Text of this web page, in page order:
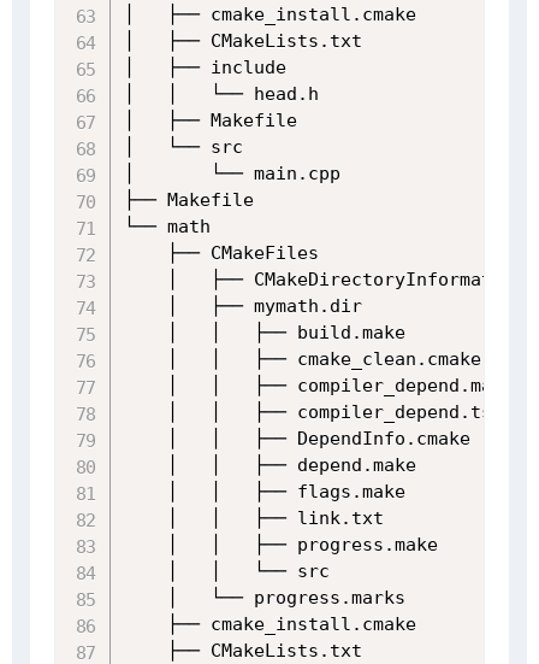
│   ├── cmake_install.cmake
│   ├── CMakeLists.txt
│   ├── include
│   │   └── head.h
│   ├── Makefile
│   └── src
│       └── main.cpp
├── Makefile
└── math
    ├── CMakeFiles
│   ├──
    │   ├── mymath.dir
    │   │   ├── build.make
    │   │   ├── cmake_clean.cmake
    │   │   ├── compiler_depend.make
    │   │   ├── compiler_depend.ts
    │   │   ├── DependInfo.cmake
    │   │   ├── depend.make
    │   │   ├── flags.make
    │   │   ├── link.txt
    │   │   ├── progress.make
    │   │   └── src
    │   └── progress.marks
    ├── cmake_install.cmake
    ├── CMakeLists.txt